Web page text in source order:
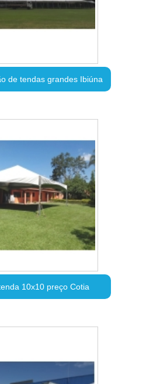
de tendas grandes Ibiúna
10x10 preço Cotia